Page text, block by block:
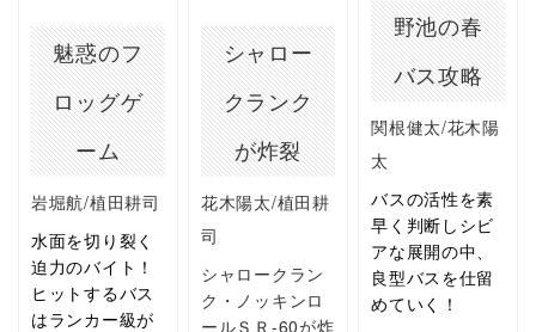
魅惑のフ
ロッグゲ
ーム
岩堀航/植田耕司
水面を切り裂く
迫力のバイト！
ヒットするバス
はランカー級が
シャロー
クランク
が炸裂
花木陽太/植田耕
司
シャロークラン
ク・ノッキンロ
ールＳＲ-60が炸
野池の春
バス攻略
関根健太/花木陽
太
バスの活性を素
早く判断しシビ
アな展開の中、
良型バスを仕留
めていく！